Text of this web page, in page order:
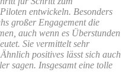
entwickeln. Besonders
großer Engagement die
auch wenn es Überstunden
Sie vermittelt sehr
positives lässt sich auch
sagen. Insgesamt eine tolle